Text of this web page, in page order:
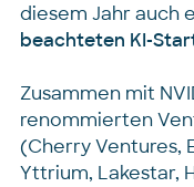
diesem Jahr auch
beachteten KI-
Zusammen mit
renommierten
(Cherry Ventures,
Yttrium, Lakestar,